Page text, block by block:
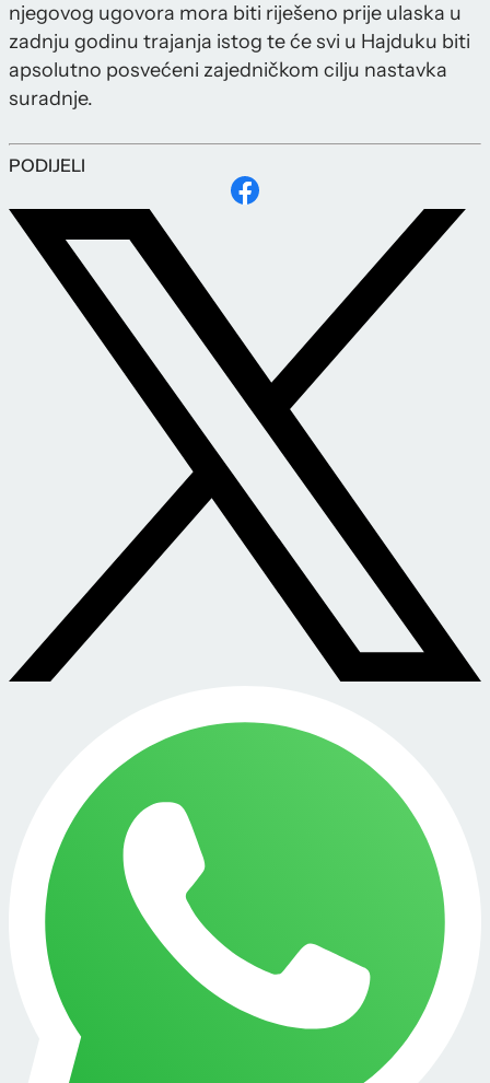
njegovog ugovora mora biti riješeno prije ulaska u
zadnju godinu trajanja istog te će svi u Hajduku biti
apsolutno posvećeni zajedničkom cilju nastavka
suradnje.
PODIJELI